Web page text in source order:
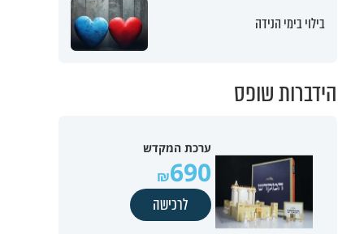
בילוי בימי הנידה
הידברות שופס
ערכת המקדש
690
לרכישה